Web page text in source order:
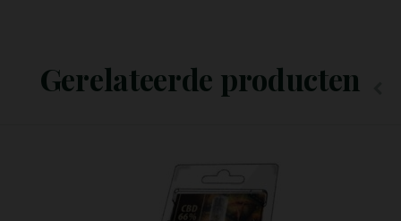
Gerelateerde producten
Opties Selecteren